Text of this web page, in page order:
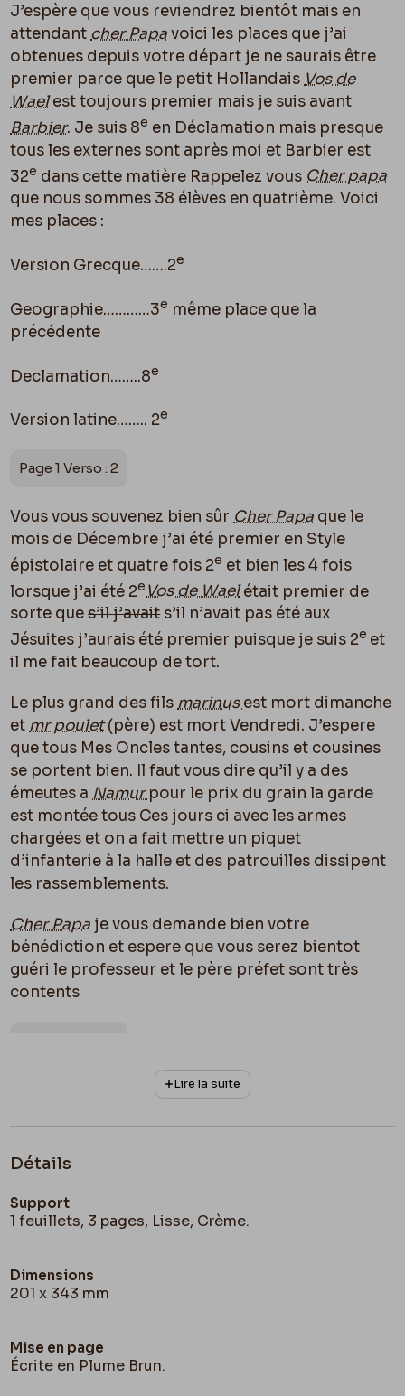
J’espère que vous reviendrez bientôt mais en
attendant cher Papavoici les places que j’ai
obtenues depuis votre départ je ne saurais être
premier parce que le petit Hollandais Vos de
Waelest toujours premier mais je suis avant
Barbier. Je suis 8e en Déclamation mais presque
tous les externes sont après moi et Barbier est
32e dans cette matière Rappelez vousCher papa
que nous sommes 38 élèves en quatrième. Voici
mes places :
Version Grecque…….2e
Geographie…………3e même place que la
précédente
Declamation……..8e
Version latine…….. 2e
Page 1 Verso : 2
Vous vous souvenez bien sûr Cher Papa que le
mois de Décembre j’ai été premier en Style
épistolaire et quatre fois 2e et bien les 4 fois
lorsque j’ai été 2eVos de Waelétait premier de
sorte ques’il j’avaits’il n’avait pas été aux
Jésuites j’aurais été premier puisque je suis 2e et
il me fait beaucoup de tort.
Le plus grand des fils marinusest mort dimanche
et mr poulet(père) est mort Vendredi. J’espere
que tous Mes Oncles tantes, cousins et cousines
se portent bien. Il faut vous dire qu’il y a des
émeutes a Namurpour le prix du grain la garde
est montée tous Ces jours ci avec les armes
chargées et on a fait mettre un piquet
d’infanterie à la halle et des patrouilles dissipent
les rassemblements.
Cher Papa je vous demande bien votre
bénédiction et espere que vous serez bientot
guéri le professeur et le père préfet sont très
contents
Votre des très dévoué fils
F. Rops
Namur le 8 février 1847
cousin Joseph
Lire la suite
Détails
Support
1 feuillets, 3 pages, Lisse, Crème.
Dimensions
201 x 343 mm
Mise en page
Écrite en Plume Brun.